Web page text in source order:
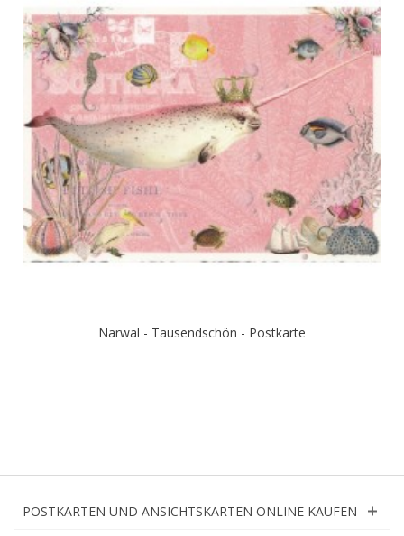
Narwal - Tausendschön - Postkarte
POSTKARTEN UND ANSICHTSKARTEN ONLINE KAUFEN